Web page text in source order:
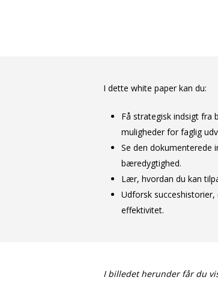
I dette white paper kan du:
Få strategisk indsigt fra
muligheder for faglig
Se den
bæredygtighed.
Lær, hvordan du kan
Udforsk
effektivitet.
I billedet herunder får du